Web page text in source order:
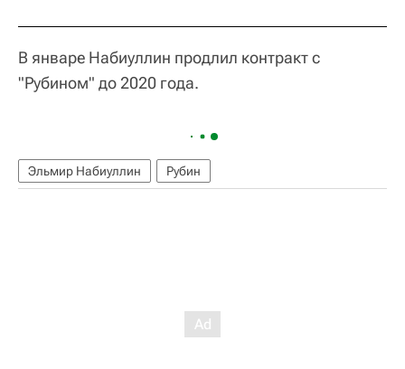
В январе Набиуллин продлил контракт с
"Рубином" до 2020 года.
Эльмир Набиуллин Рубин